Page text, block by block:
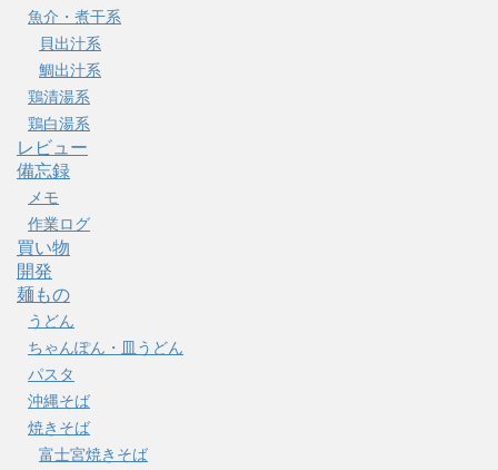
魚介・煮干系
貝出汁系
鯛出汁系
鶏清湯系
鶏白湯系
レビュー
備忘録
メモ
作業ログ
買い物
開発
麺もの
うどん
ちゃんぽん・皿うどん
パスタ
沖縄そば
焼きそば
富士宮焼きそば